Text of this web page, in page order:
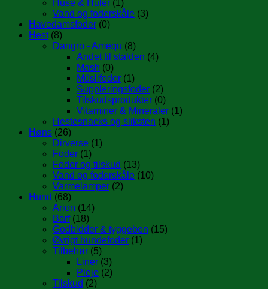
Huse & Huler (1)
Vand og foderskåle (3)
Havedamsfoder (0)
Hest (8)
Dangro - Amequ (8)
Andet til stalden (4)
Mash (0)
Müslifoder (1)
Suppleringsfoder (2)
Tilskudsprodukter (0)
Vitaminer & Mineraler (1)
Hestesnacks og sliksten (1)
Høns (26)
Dirverse (1)
Foder (1)
Foder og tilskud (13)
Vand og foderskåle (10)
Varmelamper (2)
Hund (68)
Arion (14)
Barf (18)
Godbidder & tyggeben (15)
Øvrigt hundefoder (1)
Tilbehør (5)
Liner (3)
Pleje (2)
Tilskud (2)